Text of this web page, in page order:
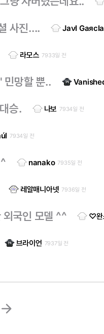
사진.... JаνΙ GаясΙа
라모스 7933일 전
민망할 뿐..
승. 나보 7934일 전
7934일 전
nanako 7935일 전
레알매니아넷 7936일 전
국인 모델 ^^ ♡완
브라이언 7937일 전
arrow_forward